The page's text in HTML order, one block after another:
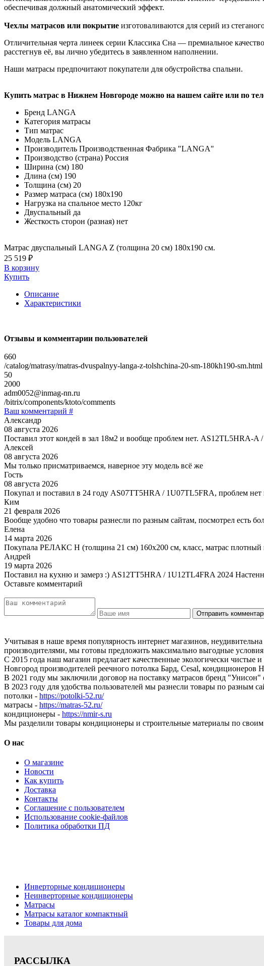
обеспечивая должный анатомический эффект.
Чехлы матрасов или покрытие изготоваливаются для серий из
Отличительная черта линеек серии Классика Сна — премиальное
расстегнув её, вы лично убедитесь в заявленном наполнении.
Наши матрасы предпочитают покупатели для обустройства спальни.
Купить матрас в Нижнем Новгороде можно на нашем сайте или по
Бренд LANGA
Категория матрасы
Тип матрас
Модель LANGA
Производитель Производственная Фабрика "LANGA"
Производство (страна) Россия
Ширина (см) 180
Длина (см) 190
Толщина (см) 20
Размер матраса (см) 180х190
Нагрузка на спальное место 120кг
Двуспальный да
Жесткость сторон (разная) нет
Матрас двуспальный LANGA Z (толщина 20 см) 180х190 см.
25 519 ₽
В корзину
Купить
Описание
Характеристики
Отзывы и комментарии пользователей
660
/catalog/matrasy/matras-dvuspalnyy-langa-z-tolshchina-20-sm-180kh190-sm.html
50
2000
adm0052@inmag-nn.ru
/bitrix/components/ktoto/comments
Ваш комментарий #
Александр
08 августа 2026
Поставил этот кондей в зал 18м2 и вообще проблем нет. AS12TL5HRA-
Алексей
08 августа 2026
Мы только присматриваемся, наверное эту модель всё же
Гость
08 августа 2026
Покупал и поставил в 24 году AS07TT5HRA / 1U07TL5FRA, проблем
Ким
21 февраля 2026
Вообще удобно что товары разнесли по разным сайтам, посмотрел есть
Елена
14 марта 2026
Покупала РЕЛАКС Н (толщина 21 см) 160х200 см, класс, матрас плотный
Андрей
19 марта 2026
Поставил на кухню и замерз :) AS12TT5HRA / 1U12TL4FRA 2024
Оставьте комментарий
Учитывая в наше время популярность интернет магазинов,
производителями, мы готовы предложить максимально выгодные условия
С 2015 года наш магазин предлагает качественные экологически
Новгород производителей реечного потолка Бард, Cesal, кондиционеров
В 2021 году мы заключили договор на поставку матрасов бренд
В 2023 году для удобства пользователей мы разнесли товары по разным
потолки - https://potolki-52.ru/
матрасы - https://matras-52.ru/
кондиционеры - https://nmir-s.ru
Мы разделили товары кондиционеры и строительные материалы по
О нас
О магазине
Новости
Как купить
Доставка
Контакты
Соглашение с пользователем
Использование cookie-файлов
Политика обработки ПД
Инверторные кондиционеры
Неинверторные кондиционеры
Матрасы
Матрасы каталог компактный
Товары для дома
РАССЫЛКА